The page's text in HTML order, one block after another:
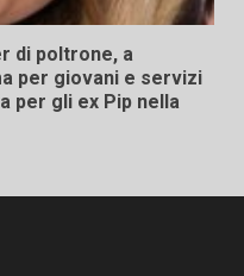
di poltrone, a
per giovani e servizi
per gli ex Pip nella